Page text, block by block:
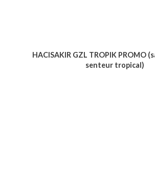
HACISAKIR GZL TROPIK PROMO
senteur tropical)